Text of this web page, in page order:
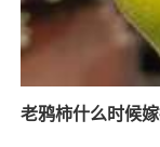
老鸦柿什么时候